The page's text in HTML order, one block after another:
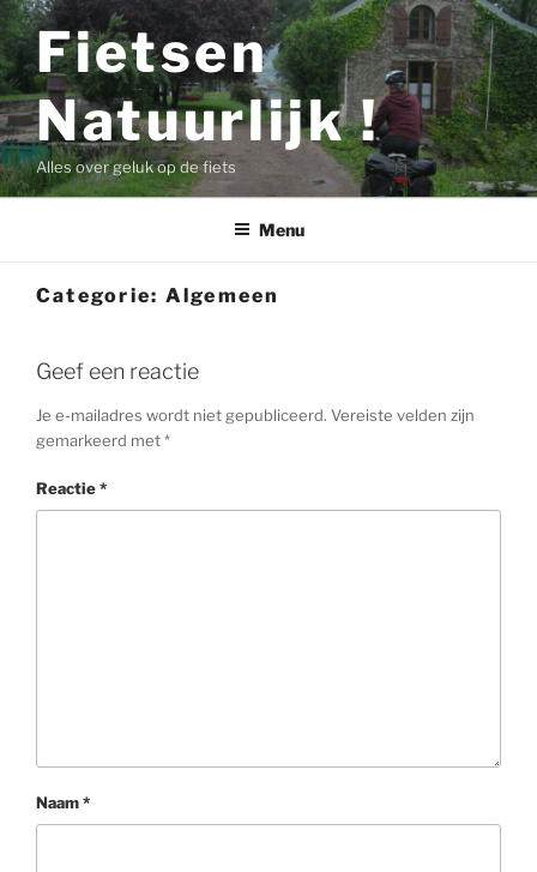
Ga
naar
de
inhoud
Fietsen
Natuurlijk !
Alles over geluk op de fiets
Menu
Categorie: Algemeen
Geef een reactie
Je e-mailadres wordt niet gepubliceerd. Vereiste velden zijn
gemarkeerd met*
Reactie*
Naam*